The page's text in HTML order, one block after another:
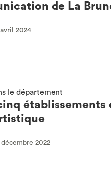
de La
2024
le département
établissements
2022